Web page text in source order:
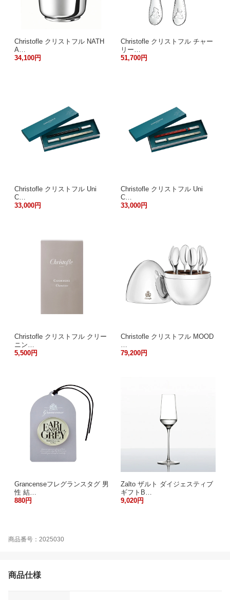
Christofle クリストフル NATH
A…
34,100円
Christofle クリストフル チャー
リー…
51,700円
Christofle クリストフル Uni
C…
33,000円
Christofle クリストフル Uni
C…
33,000円
Christofle クリストフル クリー
ニン…
5,500円
Christofle クリストフル MOOD
79,200円
Grancenseフレグランスタグ 男
性 結…
880円
Zalto ザルト ダイジェスティブ
ギフトB…
9,020円
商品番号：2025030
商品仕様